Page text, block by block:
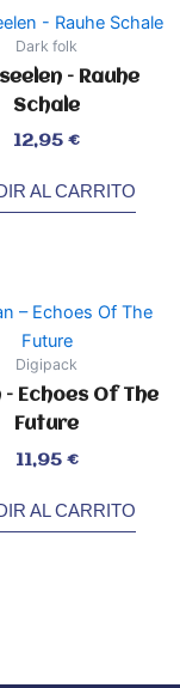
Dark folk
– Rauhe
Schale
12,95 €
AL CARRITO
Digipack
Echoes Of The
Future
11,95 €
AL CARRITO